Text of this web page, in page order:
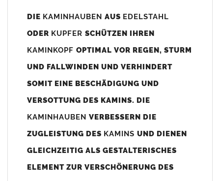
800mm x 740-800mm angefertigt (siehe Bild/Zeichnung unten).
angefertigt werden (bitte anfragen).
(siehe Bild/Zeichnung unten) angefertigt. Sollten die Bohrungen
nicht passen dann bitte "ohne"Bohrungen (Auswahlfeld)
bis 500mm Kaminbreite: Abstand vom Kaminrand ca.
80mm
DIE KAMINHAUBEN AUS EDELSTAHL
ODER KUPFER SCHÜTZEN IHREN
KAMINKOPF OPTIMAL VOR REGEN, STURM
UND FALLWINDEN UND VERHINDERT
SOMIT EINE BESCHÄDIGUNG UND
VERSOTTUNG DES KAMINS. DIE
KAMINHAUBEN VERBESSERN DIE
ZUGLEISTUNG DES KAMINS UND DIENEN
GLEICHZEITIG ALS GESTALTERISCHES
ELEMENT ZUR VERSCHÖNERUNG DES